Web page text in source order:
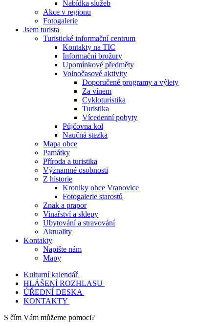
Nabídka služeb
Akce v regionu
Fotogalerie
Jsem turista
Turistické informační centrum
Kontakty na TIC
Informační brožury
Upomínkové předměty
Volnočasové aktivity
Doporučené programy a výlety
Za vínem
Cykloturistika
Turistika
Vícedenní pobyty
Půjčovna kol
Naučná stezka
Mapa obce
Památky
Příroda a turistika
Významné osobnosti
Z historie
Kroniky obce Vranovice
Fotogalerie starostů
Znak a prapor
Vinařství a sklepy
Ubytování a stravování
Aktuality
Kontakty
Napište nám
Mapy
Kulturní kalendář
HLÁŠENÍ ROZHLASU
ÚŘEDNÍ DESKA
KONTAKTY
S čím Vám můžeme pomoci?